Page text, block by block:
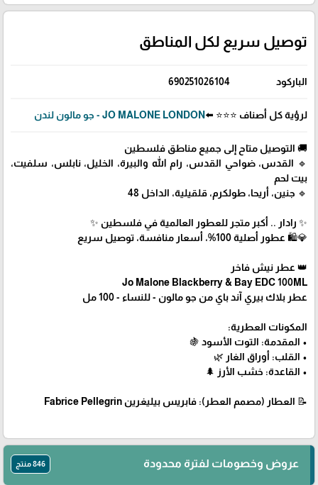
توصيل سريع لكل المناطق
الباركود 690251026104
لرؤية كل أصناف ⭐⭐⭐ ⬅️JO MALONE LONDON - جو مالون لندن
🚚 التوصيل متاح إلى جميع مناطق فلسطين
🔹 القدس، ضواحي القدس، رام الله والبيرة، الخليل، نابلس، سلفيت،
بيت لحم
🔹 جنين، أريحا، طولكرم، قلقيلية، الداخل 48
✨ رادار .. أكبر متجر للعطور العالمية في فلسطين ✨
💎🛍️ عطور أصلية 100%، أسعار منافسة، توصيل سريع
👑 عطر نيش فاخر
Jo Malone Blackberry & Bay EDC 100ML
عطر بلاك بيري آند باي من جو مالون - للنساء - 100 مل
المكونات العطرية:
• المقدمة: التوت الأسود 🍇
• القلب: أوراق الغار 🌿
• القاعدة: خشب الأرز 🌲
📝 العطار (مصمم العطر): فابريس بيليغرين Fabrice Pellegrin
عروض وخصومات لفترة محدودة 846 منتج